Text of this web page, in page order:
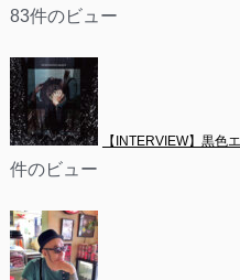
83件のビュー
【INTERVIEW】黒色
件のビュー